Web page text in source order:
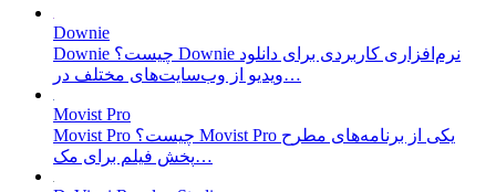
Downie
Downie چیست؟ Downie نرم‌افزاری کاربردی برای دانلود
ویدیو از وب‌سایت‌های مختلف در…
Movist Pro
Movist Pro چیست؟ Movist Pro یکی از برنامه‌های مطرح
پخش فیلم برای مک…